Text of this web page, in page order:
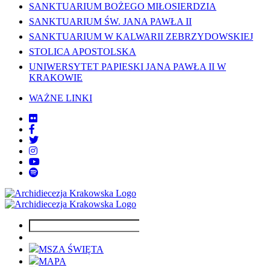
SANKTUARIUM BOŻEGO MIŁOSIERDZIA
SANKTUARIUM ŚW. JANA PAWŁA II
SANKTUARIUM W KALWARII ZEBRZYDOWSKIEJ
STOLICA APOSTOLSKA
UNIWERSYTET PAPIESKI JANA PAWŁA II W
KRAKOWIE
WAŻNE LINKI
MSZA ŚWIĘTA
MAPA